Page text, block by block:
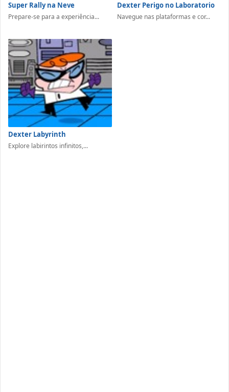
Super Rally na Neve
Prepare-se para a experiência...
Dexter Perigo no Laboratorio
Navegue nas plataformas e cor...
Dexter Labyrinth
Explore labirintos infinitos,...